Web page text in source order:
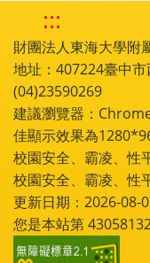
:::
財團法人東海大學附
地址：407224臺中
(04)23590269
建議瀏覽器：
佳顯示效果為
校園安全、霸凌、性
校園安全、霸凌、性
更新日期：2026-08-
您是本站第